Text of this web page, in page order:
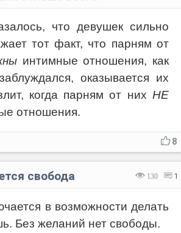
что девушек сильно
тот факт, что парням от
интимные отношения, как
оказывается их
когда парням от них НЕ
отношения.
8
130 1
свобода
в возможности делать
Без желаний нет свободы.